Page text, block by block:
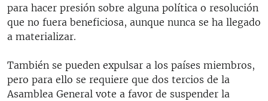
para hacer presión sobre alguna política o resolución
que no fuera beneficiosa, aunque nunca se ha llegado
a materializar.
También se pueden expulsar a los países miembros,
pero para ello se requiere que dos tercios de la
Asamblea General vote a favor de suspender la